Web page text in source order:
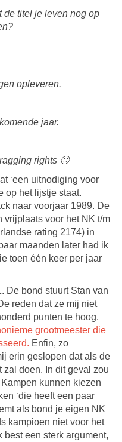
de titel je leven nog op
opleveren.
jaar.
rights 🙂
‘een uitnodiging voor
op het lijstje staat.
naar voorjaar 1989. De
vrijplaats voor het NK t/m
rating 2174) in
maanden later had ik
toen één keer per jaar
De bond stuurt Stan van
reden dat ze mij niet
punten te hoog.
grootmeester die
Enfin, zo
erin geslopen dat als de
zal doen. In dit geval zou
kunnen kiezen
‘die heeft een paar
als bond je eigen NK
kampioen niet voor het
best een sterk argument,